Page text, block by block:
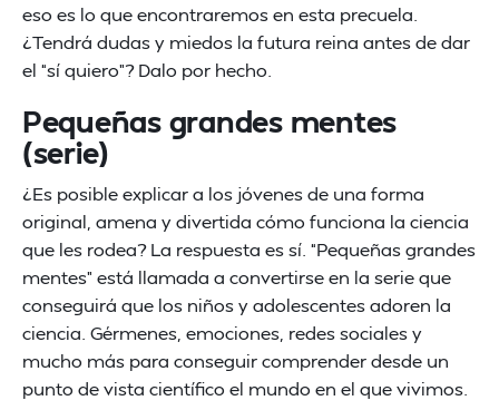
eso es lo que encontraremos en esta precuela.
¿Tendrá dudas y miedos la futura reina antes de dar
el “sí quiero”? Dalo por hecho.
Pequeñas grandes mentes
(serie)
¿Es posible explicar a los jóvenes de una forma
original, amena y divertida cómo funciona la ciencia
que les rodea? La respuesta es sí. “Pequeñas grandes
mentes” está llamada a convertirse en la serie que
conseguirá que los niños y adolescentes adoren la
ciencia. Gérmenes, emociones, redes sociales y
mucho más para conseguir comprender desde un
punto de vista científico el mundo en el que vivimos.